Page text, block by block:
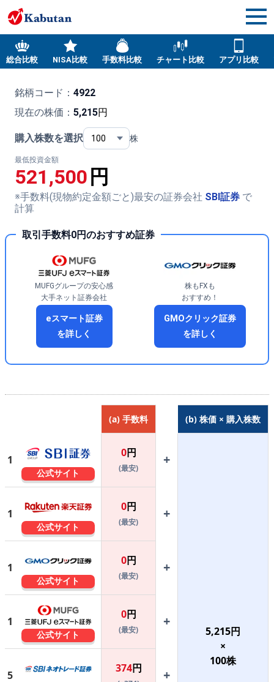
総合比較 NISA比較 手数料比較 チャート比較 アプリ比較
銘柄コード： 4922
現在の株価： 5,215円
購入株数を選択 株
最低投資金額
521,500 円
※手数料(現物約定金額ごと)最安の証券会社 SBI証券 で
計算
取引手数料0円のおすすめ証券
MUFGグループの安心感
大手ネット証券会社
eスマート証券
を詳しく
株もFXも
おすすめ！
GMOクリック証券
を詳しく
(a) 手数料 (b) 株価 × 購入株数
1
公式サイト
0円
(最安)
+
5,215円
×
100株
1
公式サイト
0円
(最安)
+
1
公式サイト
0円
(最安)
+
1
公式サイト
0円
(最安)
+
5
374円 +